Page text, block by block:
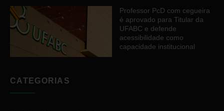
Professor PcD com cegueira
é aprovado para Titular da
UFABC e defende
acessibilidade como
capacidade institucional
CATEGORIAS